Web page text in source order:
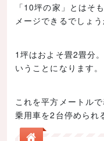
「10坪の家」とはそ
メージできるでしょう
1坪はおよそ畳2畳分
いうことになります。
これを平方メートル
乗用車を2台停められ